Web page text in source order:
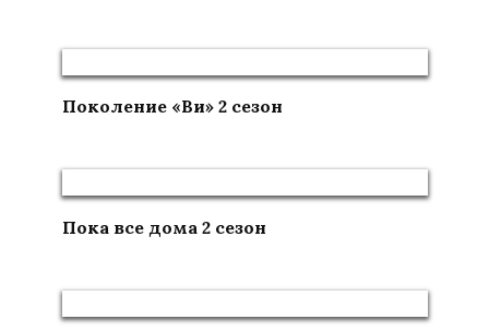
Поколение «Ви» 2 сезон
Пока все дома 2 сезон